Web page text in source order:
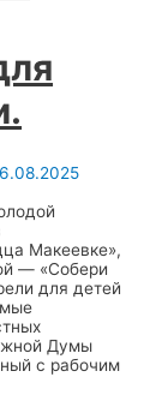
Макеевке»,
— «Собери
для детей
Думы
с рабочим